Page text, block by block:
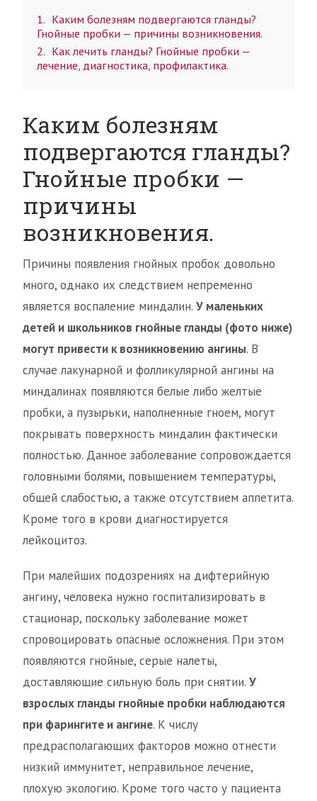
1
Каким болезням подвергаются гланды?
Гнойные пробки — причины возникновения.
2
Как лечить гланды? Гнойные пробки —
лечение, диагностика, профилактика.
Каким болезням
подвергаются гланды?
Гнойные пробки —
причины
возникновения.
Причины появления гнойных пробок довольно
много, однако их следствием непременно
является воспаление миндалин. У маленьких
детей и школьников гнойные гланды (фото ниже)
могут привести к возникновению ангины. В
случае лакунарной и фолликулярной ангины на
миндалинах появляются белые либо желтые
пробки, а пузырьки, наполненные гноем, могут
покрывать поверхность миндалин фактически
полностью. Данное заболевание сопровождается
головными болями, повышением температуры,
общей слабостью, а также отсутствием аппетита.
Кроме того в крови диагностируется
лейкоцитоз.
При малейших подозрениях на дифтерийную
ангину, человека нужно госпитализировать в
стационар, поскольку заболевание может
спровоцировать опасные осложнения. При этом
появляются гнойные, серые налеты,
доставляющие сильную боль при снятии. У
взрослых гланды гнойные пробки наблюдаются
при фарингите и ангине. К числу
предрасполагающих факторов можно отнести
низкий иммунитет, неправильное лечение,
плохую экологию. Кроме того часто у пациента